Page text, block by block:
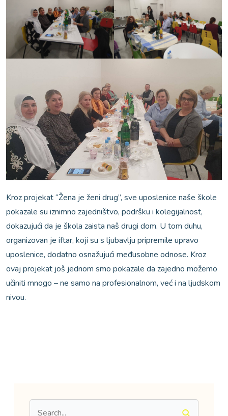
Kroz projekat “Žena je ženi drug”, sve uposlenice naše škole
pokazale su iznimno zajedništvo, podršku i kolegijalnost,
dokazujući da je škola zaista naš drugi dom. U tom duhu,
organizovan je iftar, koji su s ljubavlju pripremile upravo
uposlenice, dodatno osnažujući međusobne odnose. Kroz
ovaj projekat još jednom smo pokazale da zajedno možemo
učiniti mnogo – ne samo na profesionalnom, već i na ljudskom
nivou.